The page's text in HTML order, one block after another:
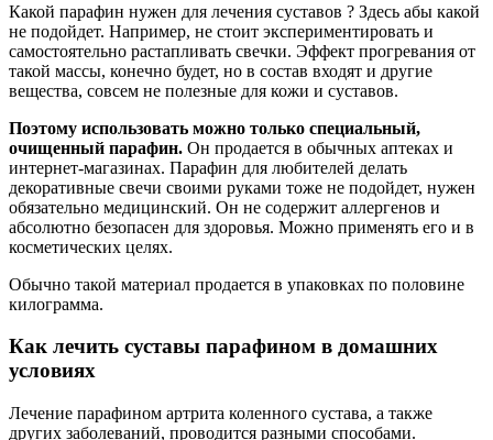
Какой парафин нужен для лечения суставов ? Здесь абы какой
не подойдет. Например, не стоит экспериментировать и
самостоятельно растапливать свечки. Эффект прогревания от
такой массы, конечно будет, но в состав входят и другие
вещества, совсем не полезные для кожи и суставов.
Поэтому использовать можно только специальный,
очищенный парафин. Он продается в обычных аптеках и
интернет-магазинах. Парафин для любителей делать
декоративные свечи своими руками тоже не подойдет, нужен
обязательно медицинский. Он не содержит аллергенов и
абсолютно безопасен для здоровья. Можно применять его и в
косметических целях.
Обычно такой материал продается в упаковках по половине
килограмма.
Как лечить суставы парафином в домашних
условиях
Лечение парафином артрита коленного сустава, а также
других заболеваний, проводится разными способами.